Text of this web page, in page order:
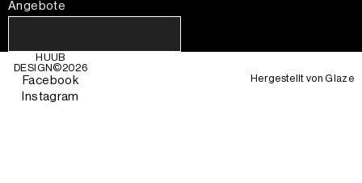
Angebote
HUUB
DESIGN©2026
Facebook
Instagram
Hergestellt vonGlaze